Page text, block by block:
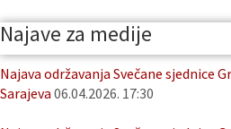
Najave za medije
Najava održavanja Svečane sjednice
Sarajeva 06.04.2026. 17:30